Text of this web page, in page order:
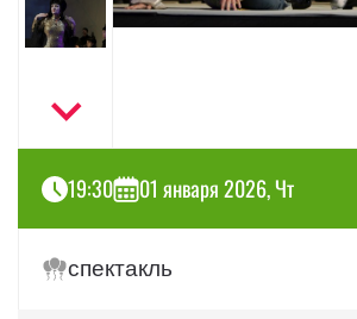
19:30 01 января 2026, Чт
спектакль